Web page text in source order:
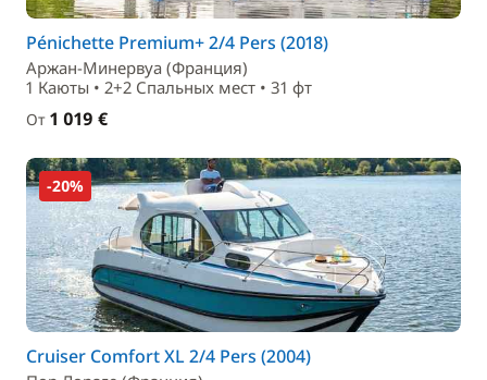
Pénichette Premium+ 2/4 Pers (2018)
Аржан-Минервуа (Франция)
1 Каюты • 2+2 Спальныx мест • 31 фт
От 1 019 €
-20%
Cruiser Comfort XL 2/4 Pers (2004)